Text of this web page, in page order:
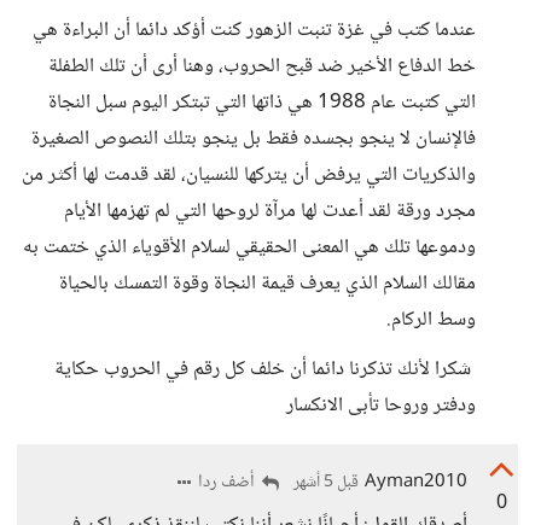
عندما كتب في غزة تنبت الزهور كنت أؤكد دائما أن البراءة هي
خط الدفاع الأخير ضد قبح الحروب، وهنا أرى أن تلك الطفلة
التي كتبت عام 1988 هي ذاتها التي تبتكر اليوم سبل النجاة
فالإنسان لا ينجو بجسده فقط بل ينجو بتلك النصوص الصغيرة
والذكريات التي يرفض أن يتركها للنسيان، لقد قدمت لها أكثر من
مجرد ورقة لقد أعدت لها مرآة لروحها التي لم تهزمها الأيام
ودموعها تلك هي المعنى الحقيقي لسلام الأقوياء الذي ختمت به
مقالك السلام الذي يعرف قيمة النجاة وقوة التمسك بالحياة
وسط الركام.
شكرا لأنك تذكرنا دائما أن خلف كل رقم في الحروب حكاية
ودفتر وروحا تأبى الانكسار
0
Ayman2010 قبل 5 أشهر أضف ردا